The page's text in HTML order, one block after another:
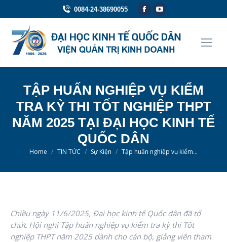
0084-24-38690055
Facebook
opens
in
YouTube
opens
in
TẬP HUẤN NGHIỆP VỤ KIỂM
TRA KỲ THI TỐT NGHIỆP THPT
NĂM 2025 TẠI ĐẠI HỌC KINH TẾ
QUỐC DÂN
You are here:
Home TIN TỨC Sự Kiện Tập huấn nghiệp vụ kiểm…
Chiều ngày 11/6/2025, Đại học kinh tế Quốc dân đã tổ
chức Hội nghị Tập huấn nghiệp vụ kiểm tra kỳ thi Tốt
nghiệp THPT năm 2025 dành cho cán bộ, giảng viên tham